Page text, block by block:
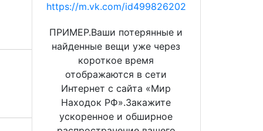
https://m.vk.com/id499826202
ПРИМЕР.Ваши потерянные и
найденные вещи уже через
короткое время
отображаются в сети
Интернет с сайта «Мир
Находок РФ».Закажите
ускоренное и обширное